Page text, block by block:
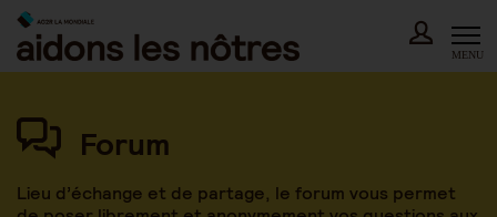
Skip
content
MENU
Forum
Lieu d’échange et de partage, le forum vous permet